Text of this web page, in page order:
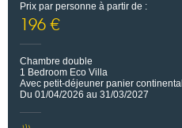
Prix par personne à partir de :
196 €
Chambre double
1 Bedroom Eco Villa
Avec petit-déjeuner panier continental
Du 01/04/2026 au 31/03/2027